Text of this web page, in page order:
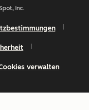
Inc.
verwalten